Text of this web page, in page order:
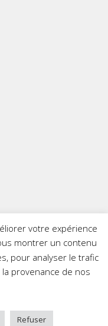
GROUP
Rights Reserved.
votre expérience
montrer un contenu
pour analyser le trafic
provenance de nos
Refuser